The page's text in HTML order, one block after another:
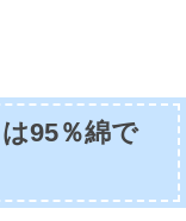
95％綿で